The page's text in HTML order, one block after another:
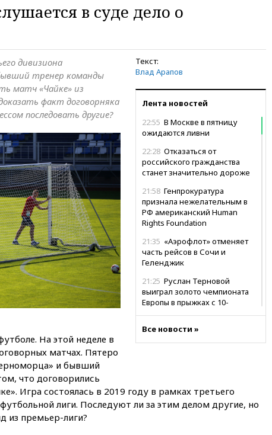
в суде дело о
Текст:
Влад Арапов
Лента новостей
22:55 В Москве в пятницу
ожидаются ливни
22:28 Отказаться от
российского гражданства
станет значительно дороже
21:58 Генпрокуратура
признала нежелательным в
РФ американский Human
Rights Foundation
21:35 «Аэрофлот» отменяет
часть рейсов в Сочи и
Геленджик
21:25 Руслан Терновой
выиграл золото чемпионата
Европы в прыжках с 10-
21:10 РФ не получала
обращений о прекращении
обсуждают эксперимент по
онлайн-продаже алкоголя
Все новости »
дивизиона
тренер команды
матч «Чайке» из
факт договорняка
последовать другие?
На этой неделе в
матчах. Пятеро
и бывший
что договорились
Игра состоялась в 2019 году в рамках третьего
лиги. Последуют ли за этим делом другие, но
из премьер-лиги?